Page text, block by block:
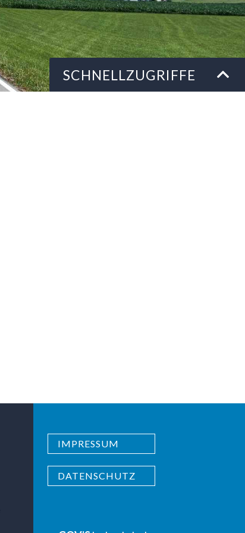
Schnellzugriffe
SCHNELLZUGRIFFE
IMPRESSUM
DATENSCHUTZ